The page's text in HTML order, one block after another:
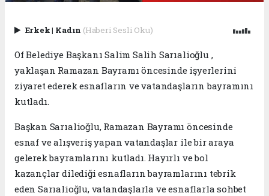
Erkek| Kadın (Haberi Sesli Oku)
Of Belediye Başkanı Salim Salih Sarıalioğlu ,
yaklaşan Ramazan Bayramı öncesinde işyerlerini
ziyaret ederek esnafların ve vatandaşların bayramını
kutladı.
Başkan Sarıalioğlu, Ramazan Bayramı öncesinde
esnaf ve alışveriş yapan vatandaşlar ile bir araya
gelerek bayramlarını kutladı. Hayırlı ve bol
kazançlar dilediği esnafların bayramlarını tebrik
eden Sarıalioğlu, vatandaşlarla ve esnaflarla sohbet